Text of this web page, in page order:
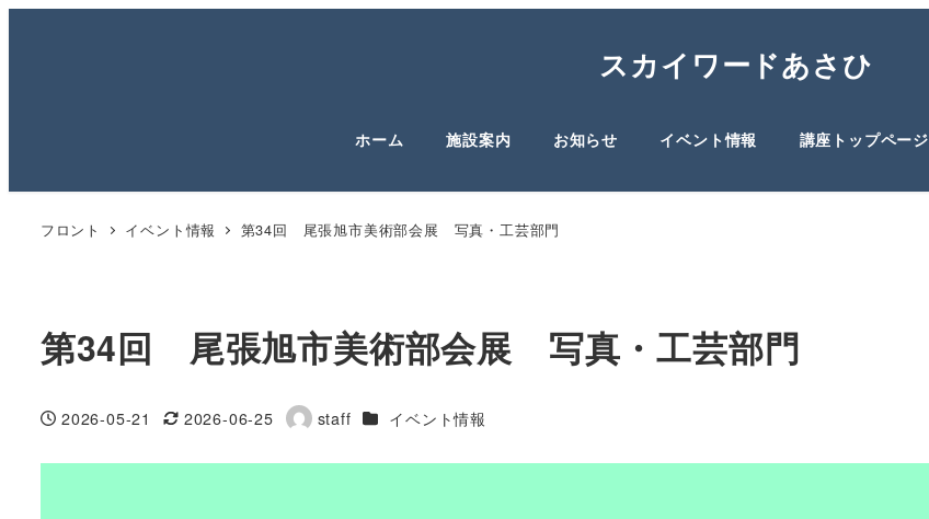
スカイワードあさひ
ホーム 施設案内 お知らせ イベント情報 講座トップページ
フロント イベント情報 第34回 尾張旭市美術部会展 写真・工芸部門
第34回 尾張旭市美術部会展 写真・工芸部門
投稿日
2026-05-21
更新日
2026-06-25
著
staff カテゴリー
イベント情報